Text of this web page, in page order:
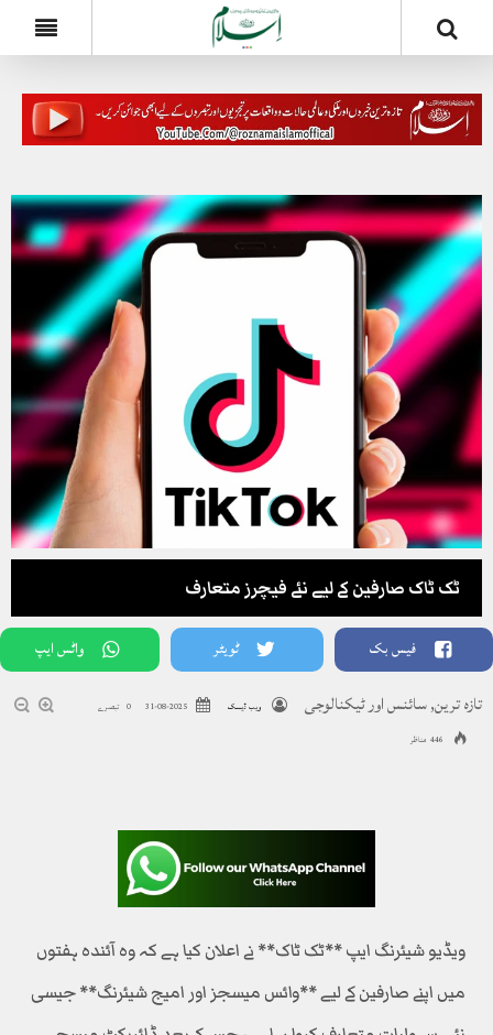
ٹک ٹاک صارفین کے لیے نئے فیچرز متعارف
فیس بک ٹویٹر واٹس ایپ
تازہ ترین,سائنس اور ٹیکنالوجی ویب ڈیسک 2025-08-31 0 تبصرے
446 مناظر
ویڈیو شیئرنگ ایپ **ٹک ٹاک** نے اعلان کیا ہے کہ وہ آئندہ ہفتوں
میں اپنے صارفین کے لیے **وائس میسجز اور امیج شیئرنگ** جیسی